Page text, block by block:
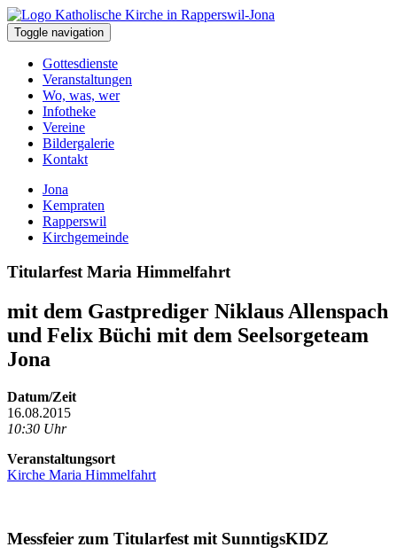
Toggle navigation
Gottesdienste
Veranstaltungen
Wo, was, wer
Infotheke
Vereine
Bildergalerie
Kontakt
Jona
Kempraten
Rapperswil
Kirchgemeinde
Titularfest Maria Himmelfahrt
mit dem Gastprediger Niklaus Allenspach
und Felix Büchi mit dem Seelsorgeteam
Jona
Datum/Zeit
16.08.2015
10:30 Uhr
Veranstaltungsort
Kirche Maria Himmelfahrt
Messfeier zum Titularfest mit SunntigsKIDZ